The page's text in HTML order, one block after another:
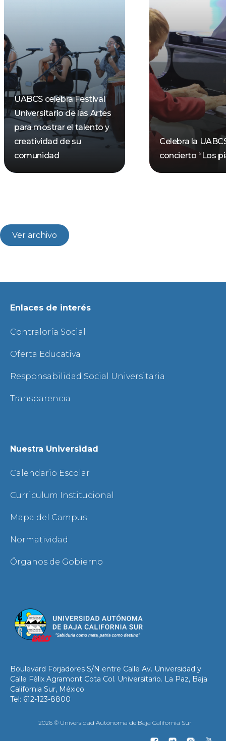
UABCS celebra Festival
Universitario de las Artes
para mostrar el talento y
creatividad de su
comunidad
Celebra la
concierto “Los
Ver archivo
Enlaces de interés
Contraloría Social
Oferta Educativa
Responsabilidad Social Universitaria
Transparencia
Nuestra Universidad
Calendario Escolar
Curriculum Institucional
Mapa del Campus
Normatividad
Órganos de Gobierno
Boulevard Forjadores S/N entre Calle Av. Universidad y
Calle Félix Agramont Cota Col. Universitario. La Paz, Baja
California Sur, México
Tel: 612-123-8800
2026 © Universidad Autónoma de Baja California Sur